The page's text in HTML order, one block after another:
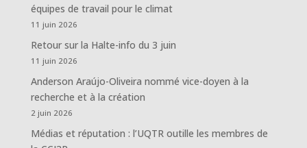
équipes de travail pour le climat
11 juin 2026
Retour sur la Halte-info du 3 juin
11 juin 2026
Anderson Araújo-Oliveira nommé vice-doyen à la
recherche et à la création
2 juin 2026
Médias et réputation : l’UQTR outille les membres de